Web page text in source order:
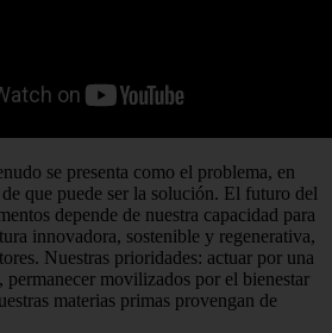
se presenta como el problema, en
que puede ser la solución. El futuro del
depende de nuestra capacidad para
innovadora, sostenible y regenerativa,
Nuestras prioridades: actuar por una
permanecer movilizados por el bienestar
materias primas provengan de